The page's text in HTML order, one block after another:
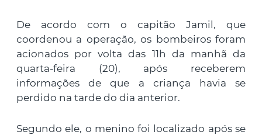
De acordo com o capitão Jamil, que
coordenou a operação, os bombeiros foram
acionados por volta das 11h da manhã da
quarta-feira (20), após receberem
informações de que a criança havia se
perdido na tarde do dia anterior.
Segundo ele, o menino foi localizado após se